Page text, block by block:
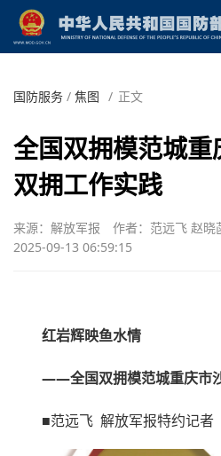
国防服务 / 焦图 / 正文
全国双拥模范城
双拥工作实践
来源：解放军报 作者：范远飞 赵晓
2025-09-13 06:59:15
红岩辉映鱼水情
——全国双拥模范城重庆市
■范远飞 解放军报特约记者